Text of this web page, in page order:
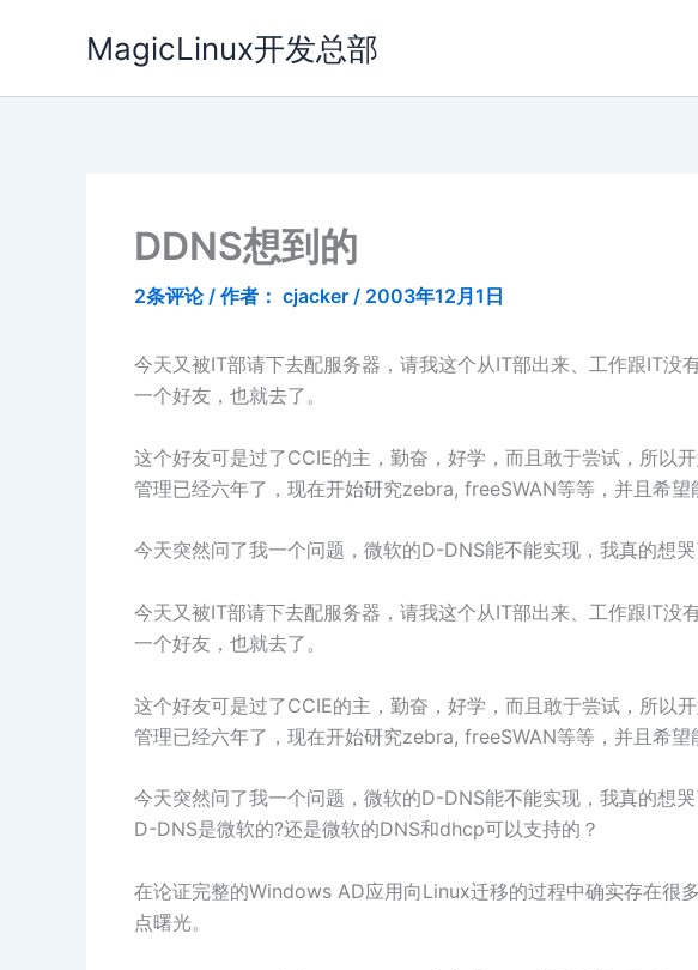
MagicLinux开发总部
DDNS想到的
2条评论 / 作者： cjacker / 2003年12月1日
今天又被IT部请下去配服务器，请我这个从IT部出来、工作跟IT
一个好友，也就去了。
这个好友可是过了CCIE的主，勤奋，好学，而且敢于尝试，所
管理已经六年了，现在开始研究zebra, freeSWAN等等，并且希望
今天突然问了我一个问题，微软的D-DNS能不能实现，我真的想哭
今天又被IT部请下去配服务器，请我这个从IT部出来、工作跟IT
一个好友，也就去了。
这个好友可是过了CCIE的主，勤奋，好学，而且敢于尝试，所
管理已经六年了，现在开始研究zebra, freeSWAN等等，并且希望
今天突然问了我一个问题，微软的D-DNS能不能实现，我真的想哭
D-DNS是微软的?还是微软的DNS和dhcp可以支持的？
在论证完整的Windows AD应用向Linux迁移的过程中确实存在很
点曙光。